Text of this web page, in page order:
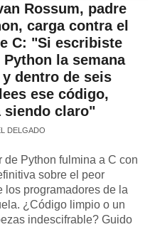
Rossum, padre
carga contra el
C: "Si escribiste
Python la semana
y dentro de seis
ese código,
siendo claro"
DELGADO
de Python fulmina a C con
sobre el peor
los programadores de la
¿Código limpio o un
indescifrable? Guido